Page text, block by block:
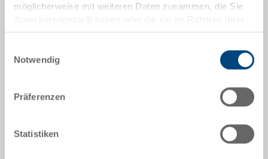
möglicherweise mit weiteren Daten zusammen, die Sie
Nutzung der Dienste gesammelt haben.
Notwendig
Präferenzen
Statistiken
Artikeldaten
Bestellnummer
Aussenmasse:
Farbe: